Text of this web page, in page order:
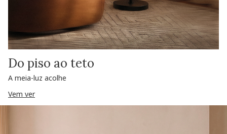
Do piso ao teto
A meia-luz acolhe
Vem ver